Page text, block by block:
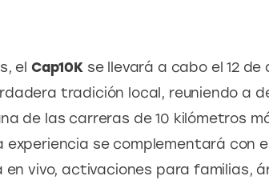
el Cap10K se llevará a cabo el 12 de
tradición local, reuniendo a
de las carreras de 10 kilómetros
experiencia se complementará con
en vivo, activaciones para familias,